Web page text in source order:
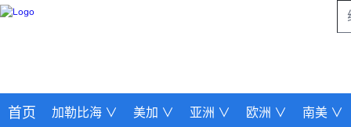
首页 加勒比海 ∨ 美加 ∨ 亚洲 ∨ 欧洲 ∨ 南美 ∨